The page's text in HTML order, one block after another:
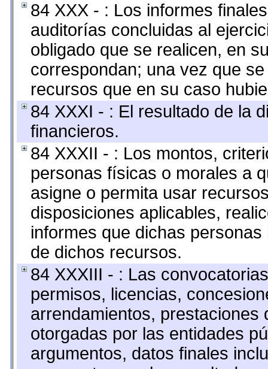
84 XXX - : Los informes
auditorías concluidas al
obligado que se realicen, en
correspondan; una vez que
recursos que en su caso
84 XXXI - : El resultado de la
financieros.
84 XXXII - : Los montos,
personas físicas o morales a
asigne o permita usar
disposiciones aplicables,
informes que dichas
de dichos recursos.
84 XXXIII - : Las
permisos, licencias,
arrendamientos,
otorgadas por las entidades
argumentos, datos finales